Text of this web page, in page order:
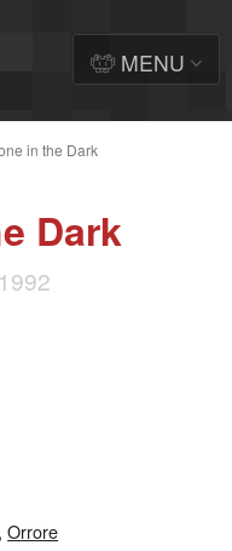
in the Dark
Dark
,Orrore
MENU